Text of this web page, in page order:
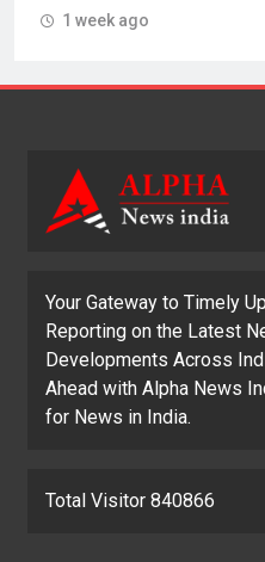
1 week ago
Your Gateway to Timely
Reporting on the Latest
Developments Across
Ahead with Alpha News
for News in India.
Total Visitor 840866